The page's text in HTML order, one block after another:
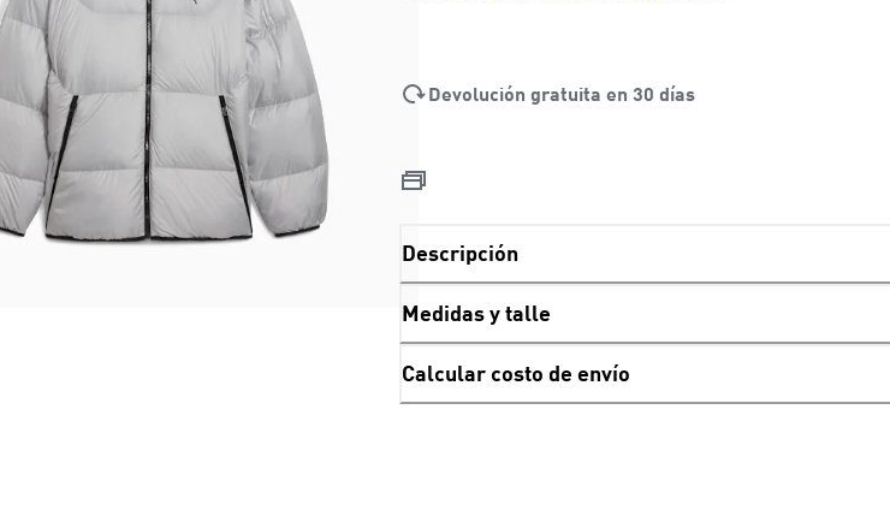
Devolución gratuita en 30 días
Descripción
Medidas y talle
Calcular costo de envío